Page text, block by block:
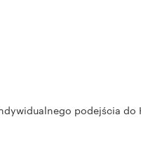
podejścia